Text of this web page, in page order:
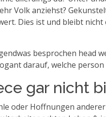
Volk anziehst?
Dies ist und bleibt
besprochen head
darauf, welche
gar nicht
oder Hoffnungen